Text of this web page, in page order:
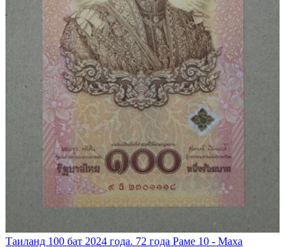
Таиланд 100 бат 2024 года. 72 года Раме 10 - Маха